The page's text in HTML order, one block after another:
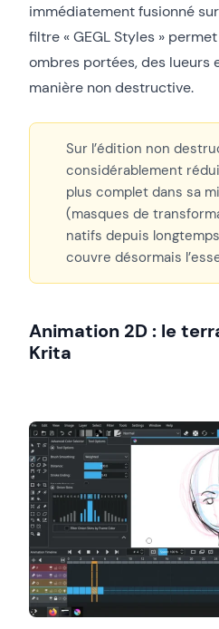
immédiatement fusionné
filtre « GEGL Styles »
ombres portées, des lueurs
manière non destructive.
Sur l’édition non
considérablement
plus complet dans sa
(masques de
natifs depuis
couvre désormais
Animation 2D : le
Krita